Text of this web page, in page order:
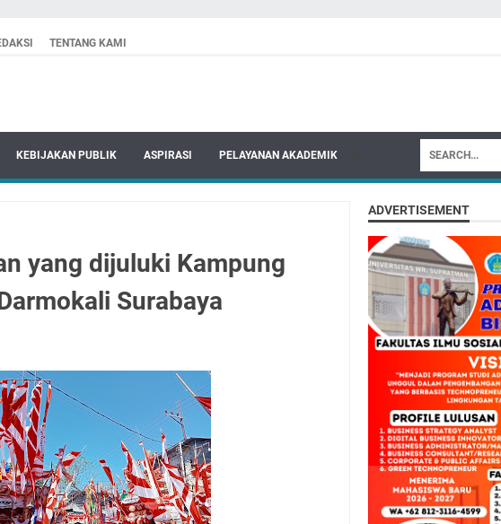
TENTANG KAMI
KEBIJAKAN PUBLIK ASPIRASI PELAYANAN AKADEMIK
yang dijuluki Kampung
Surabaya
ADVERTISEMENT